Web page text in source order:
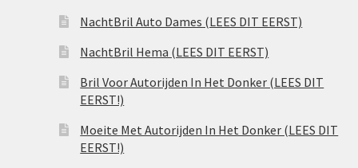
NachtBril Auto Dames (LEES DIT EERST)
NachtBril Hema (LEES DIT EERST)
Bril Voor Autorijden In Het Donker (LEES DIT
EERST!)
Moeite Met Autorijden In Het Donker (LEES DIT
EERST!)